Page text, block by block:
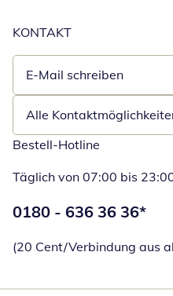
KONTAKT
E-Mail schreiben
Öffnet E-Mail-Client
Alle
Bestell-Hotline
Täglich von 07:00 bis
Telefonnummer:
0180 - 636 36 36*
(20 Cent/Verbindung aus